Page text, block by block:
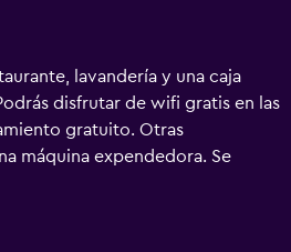
lavandería y una caja
disfrutar de wifi gratis en las
gratuito. Otras
máquina expendedora. Se
a petición. Hotel R9 Sano
con aire acondicionado,